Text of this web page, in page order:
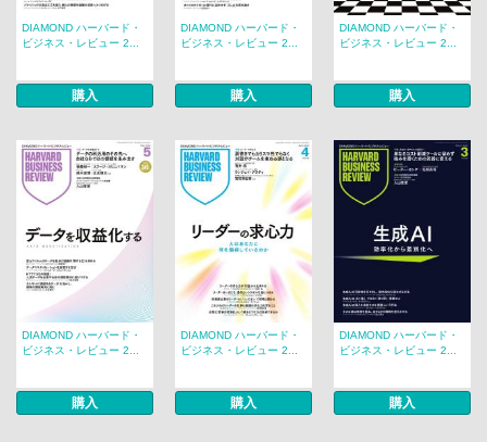
DIAMOND ハーバード・
ビジネス・レビュー 2...
購入
DIAMOND ハーバード・
ビジネス・レビュー 2...
購入
DIAMOND ハーバード・
ビジネス・レビュー 2...
購入
DIAMOND ハーバード・
ビジネス・レビュー 2...
購入
DIAMOND ハーバード・
ビジネス・レビュー 2...
購入
DIAMOND ハーバード・
ビジネス・レビュー 2...
購入